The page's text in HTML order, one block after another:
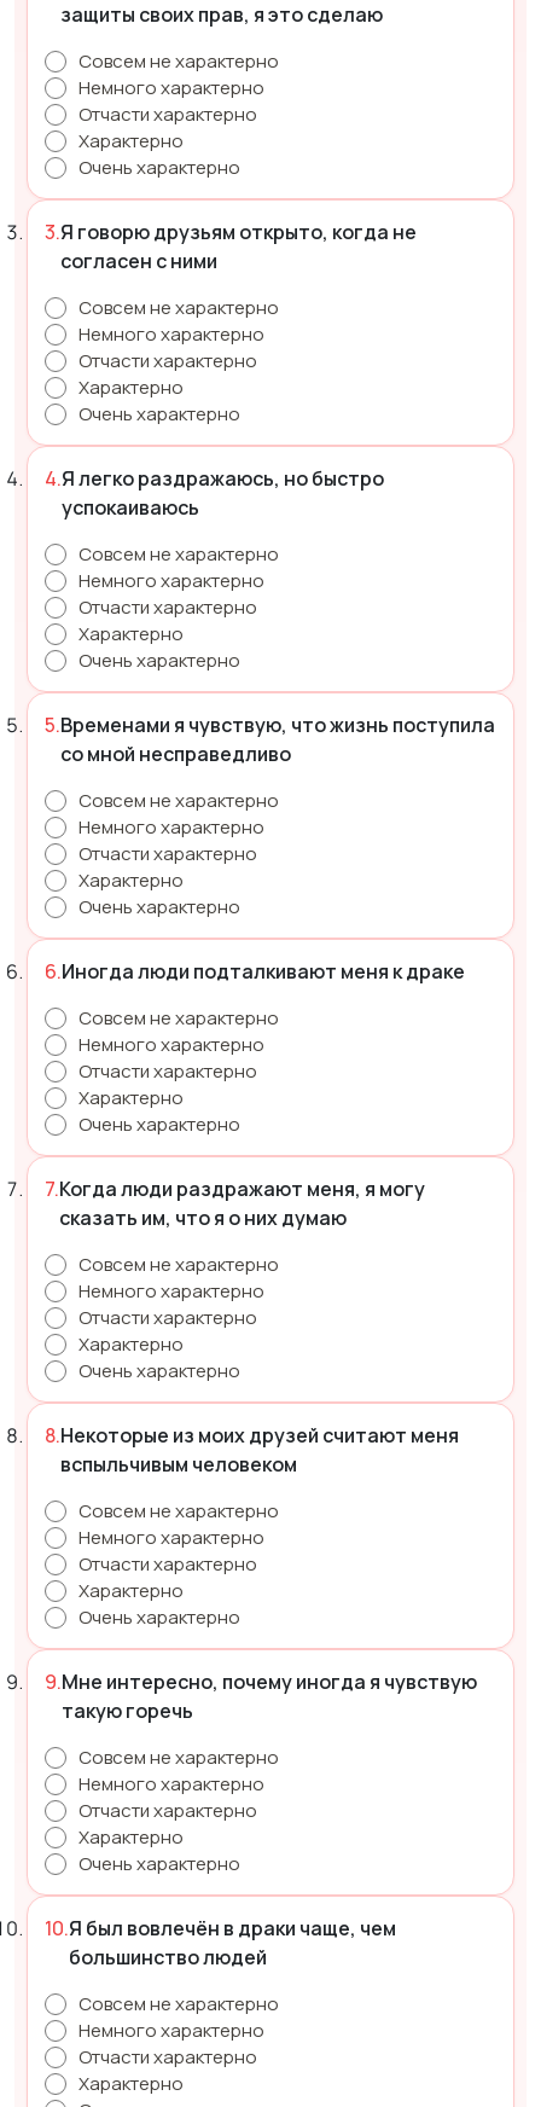
защиты своих прав, я это сделаю
Совсем не характерно
Немного характерно
Отчасти характерно
Характерно
Очень характерно
Я говорю друзьям открыто, когда не
согласен с ними
Совсем не характерно
Немного характерно
Отчасти характерно
Характерно
Очень характерно
Я легко раздражаюсь, но быстро
успокаиваюсь
Совсем не характерно
Немного характерно
Отчасти характерно
Характерно
Очень характерно
Временами я чувствую, что жизнь поступила
со мной несправедливо
Совсем не характерно
Немного характерно
Отчасти характерно
Характерно
Очень характерно
Иногда люди подталкивают меня к драке
Совсем не характерно
Немного характерно
Отчасти характерно
Характерно
Очень характерно
Когда люди раздражают меня, я могу
сказать им, что я о них думаю
Совсем не характерно
Немного характерно
Отчасти характерно
Характерно
Очень характерно
Некоторые из моих друзей считают меня
вспыльчивым человеком
Совсем не характерно
Немного характерно
Отчасти характерно
Характерно
Очень характерно
Мне интересно, почему иногда я чувствую
такую горечь
Совсем не характерно
Немного характерно
Отчасти характерно
Характерно
Очень характерно
Я был вовлечён в драки чаще, чем
большинство людей
Совсем не характерно
Немного характерно
Отчасти характерно
Характерно